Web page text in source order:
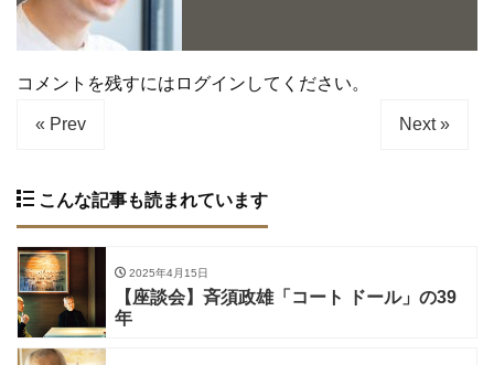
コメントを残すにはログインしてください。
« Prev Next »
こんな記事も読まれています
2025年4月15日
【座談会】斉須政雄「コート ドール」の39
年